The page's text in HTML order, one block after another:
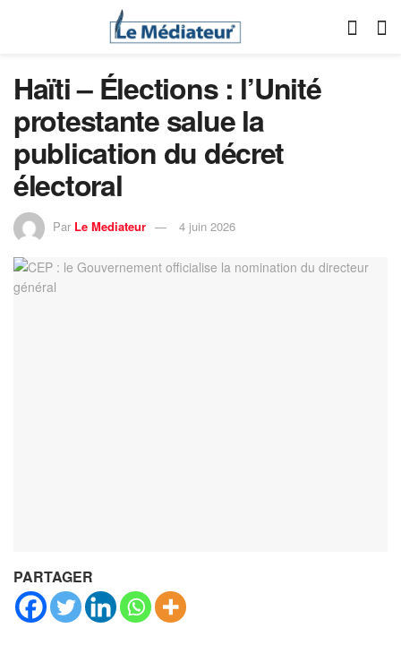
Haïti – Élections : l’Unité
protestante salue la
publication du décret
électoral
Par Le Mediateur 4 juin 2026
PARTAGER